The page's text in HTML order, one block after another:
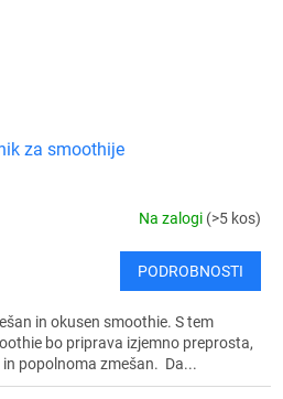
za smoothije
Na zalogi (>5 kos)
PODROBNOSTI
in okusen smoothie. S tem
bo priprava izjemno preprosta,
popolnoma zmešan. Da...